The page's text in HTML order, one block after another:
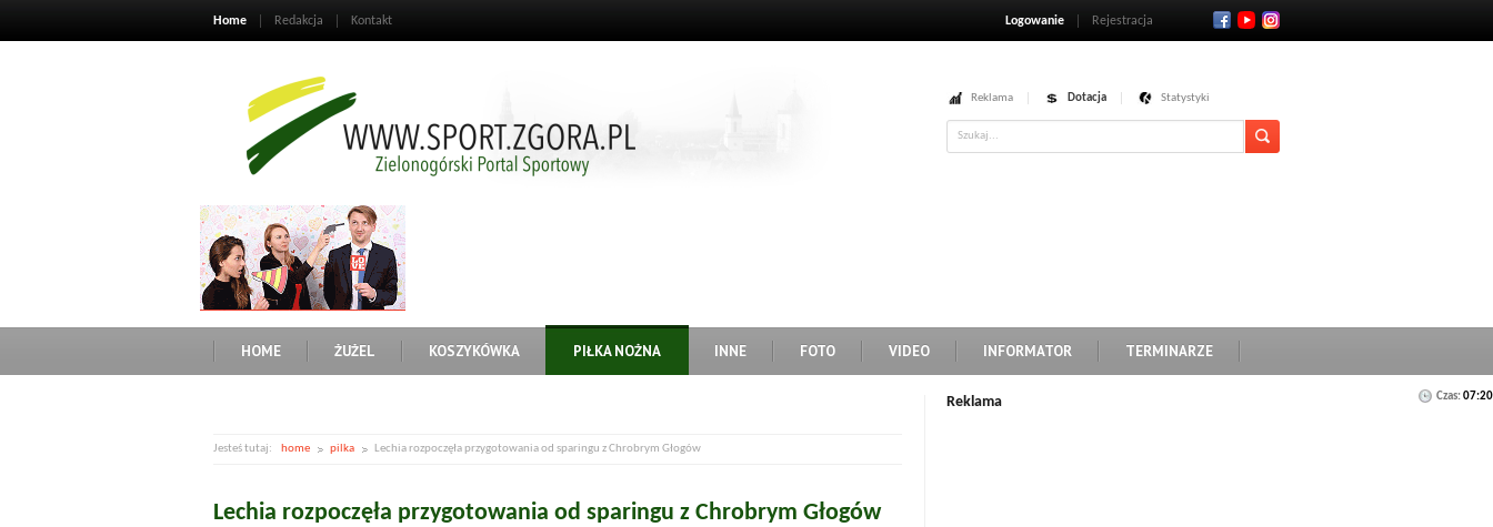
Home Redakcja Kontakt Logowanie Rejestracja
Reklama Dotacja Statystyki
HOME ŻUŻEL KOSZYKÓWKA PIŁKA NOŻNA INNE FOTO VIDEO INFORMATOR TERMINARZE
Czas:07:20
Jesteś tutaj: home pilka Lechia rozpoczęła przygotowania od sparingu z Chrobrym Głogów
Lechia rozpoczęła przygotowania od sparingu z Chrobrym Głogów
Reklama